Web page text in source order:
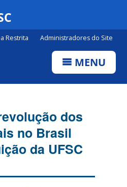
Restrita Administradores do Site
MENU
dos
no Brasil
da UFSC